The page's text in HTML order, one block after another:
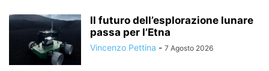
Il futuro dell’esplorazione lunare
passa per l’Etna
Vincenzo Pettina - 7 Agosto 2026